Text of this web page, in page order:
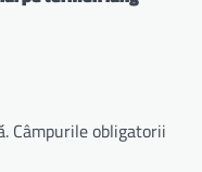
Câmpurile obligatorii